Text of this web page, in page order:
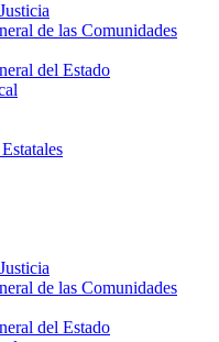
de las Comunidades
del Estado
de las Comunidades
del Estado